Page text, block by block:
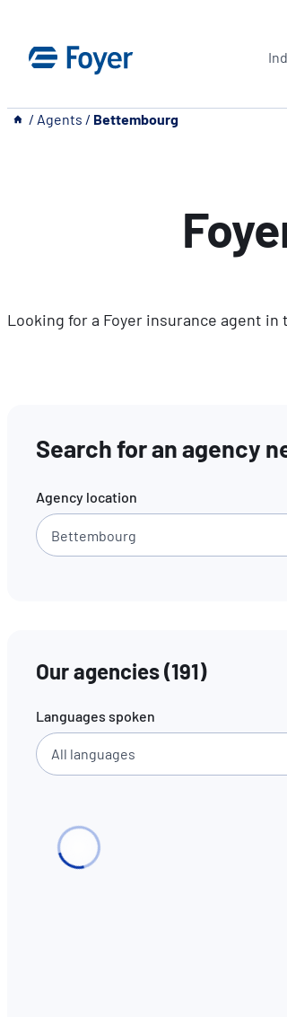
content
__ / Agents / Bettembourg
Looking for a Foyer insurance agent
Search for an agency
Agency location
Our agencies(191)
Languages spoken
All languages